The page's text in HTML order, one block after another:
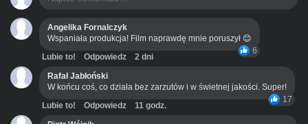
Angelika Fornalczyk
Wspaniała produkcja! Film naprawdę mnie poruszył 😊
6
Lubie to! Odpowiedz
2 dni
Rafał Jabłoński
W końcu coś, co działa bez zarzutów i w świetnej jakości. Super!
17
Lubie to! Odpowiedz
11 godz.